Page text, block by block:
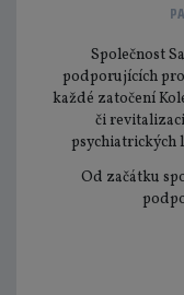
Společnost
podporujících
každé zatočení
či
psychiatrických
Od začátku